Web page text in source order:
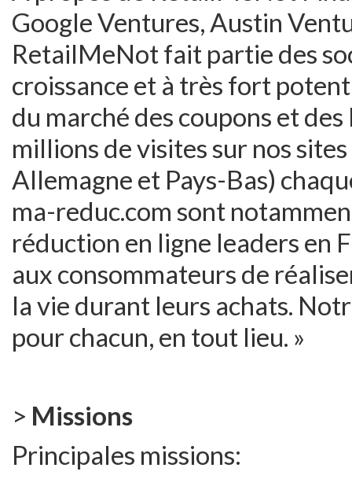
Google Ventures, Austin
RetailMeNot fait partie des
croissance et à très fort
du marché des coupons et
millions de visites sur nos
Allemagne et Pays-Bas)
ma-reduc.com sont
réduction en ligne leaders en
aux consommateurs de
la vie durant leurs achats.
pour chacun, en tout lieu. »
> Missions
Principales missions: